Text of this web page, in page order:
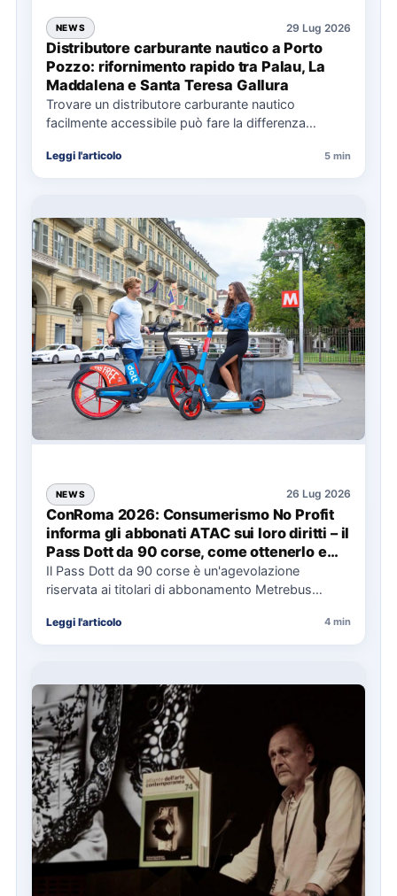
NEWS 29 Lug 2026
Distributore carburante nautico a Porto
Pozzo: rifornimento rapido tra Palau, La
Maddalena e Santa Teresa Gallura
Trovare un distributore carburante nautico
facilmente accessibile può fare la differenza
soprattutto…
Leggi l'articolo 5 min
NEWS 26 Lug 2026
ConRoma 2026: Consumerismo No Profit
informa gli abbonati ATAC sui loro diritti – il
Pass Dott da 90 corse, come ottenerlo e
cosa spetta in caso di disservizi
Il Pass Dott da 90 corse è un'agevolazione
riservata ai titolari di abbonamento Metrebus
Leggi l'articolo 4 min